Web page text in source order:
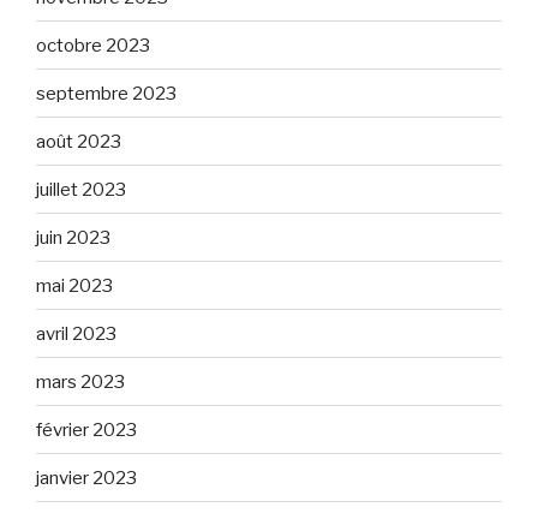
octobre 2023
septembre 2023
août 2023
juillet 2023
juin 2023
mai 2023
avril 2023
mars 2023
février 2023
janvier 2023